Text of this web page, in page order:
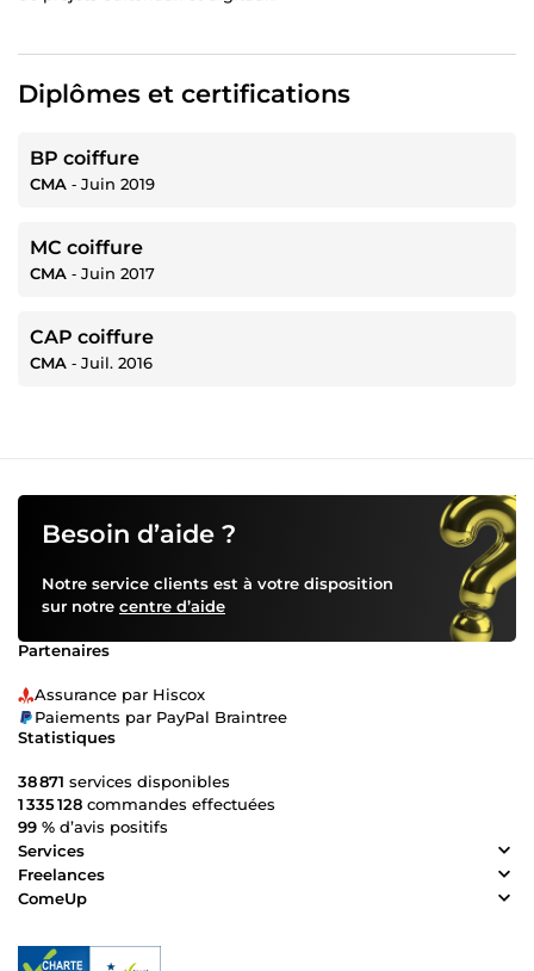
Diplômes et certifications
BP coiffure
CMA ‐ Juin 2019
MC coiffure
CMA ‐ Juin 2017
CAP coiffure
CMA ‐ Juil. 2016
Besoin d’aide ?
Notre service clients est à votre disposition
sur notre centre d’aide
Partenaires
Assurance par Hiscox
Paiements par PayPal Braintree
Statistiques
38 871 services disponibles
1 335 128 commandes effectuées
99 % d’avis positifs
Services
Freelances
ComeUp